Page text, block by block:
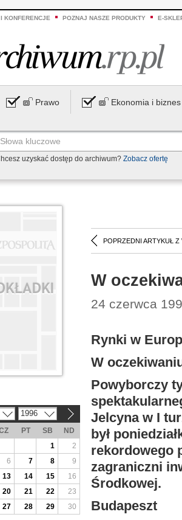
KONFERENCJE POZNAJ NASZE PRODUKTY E-
Prawo Ekonomia i biznes
uzyskać dostęp do archiwum? Zobacz ofertę
POPRZEDNI ARTYKUŁ Z
W
24 czerwca
Rynki w
W
Powyborczy
Jelcyna w I
był
rekordowego
zagraniczni
Środkowej.
Budapeszt
1996
PT SB
ND
1
2
6 7 8
9
13 14 15
16
20 21 22
23
27 28 29 30